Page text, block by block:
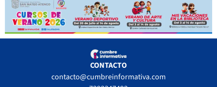
CONTACTO
contacto@cumbreinformativa.com